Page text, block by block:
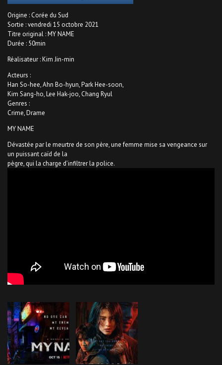
Origine : Corée du Sud
Sortie : vendredi 15 octobre 2021
Titre original : MY NAME
Durée : 50min
Réalisateur : Kim Jin-min
Acteurs :
Han So-hee, Ahn Bo-hyun, Park Hee-soon,
Kim Sang-ho, Lee Hak-joo, Chang Ryul
Genres :
Crime, Drame
MY NAME
Dévastée par le meurtre de son père, une femme mise sa vengeance sur
un puissant caïd de la
pègre, qui la charge d’infiltrer la police.